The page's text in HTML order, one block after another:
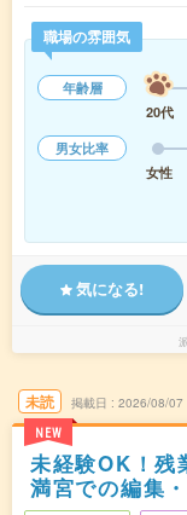
職場の雰囲気
年齢層
20代
男女比率
女性
気になる!
未読
NEW
掲載日 2026/08/07
未経験OK！残
満宮での編集